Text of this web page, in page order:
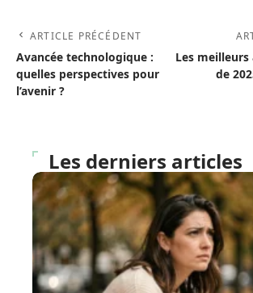
ARTICLE PRÉCÉDENT
Avancée technologique :
quelles perspectives pour
l’avenir ?
Les meilleurs
de
Les derniers articles